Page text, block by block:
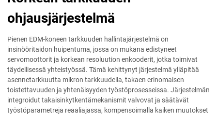
ohjausjärjestelmä
Pienen EDM-koneen tarkkuuden hallintajärjestelmä on
insinööritaidon huipentuma, jossa on mukana edistyneet
servomoottorit ja korkean resoluution enkooderit, jotka toimivat
täydellisessä yhteistyössä. Tämä kehittynyt järjestelmä ylläpitää
asennetarkkuutta mikron tarkkuudella, takaen erinomaisen
toistettavuuden ja yhtenäisyyden työstöprosesseissa. Järjestelmän
integroidut takaisinkytkentämekanismit valvovat ja säätävät
työstöparametreja reaaliajassa, kompensoimalla kaiken muutokset